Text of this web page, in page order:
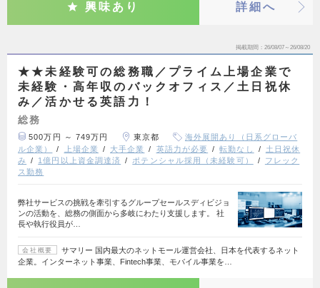
興味あり 詳細へ
掲載期間 26/08/07～26/08/20
★★未経験可の総務職／プライム上場企業で
未経験・高年収のバックオフィス／土日祝休
み／活かせる英語力！
総務
500万円 ～ 749万円 東京都
海外展開あり（日系グローバ
ル企業）
上場企業 大手企業 英語力が必要 転勤なし
土日祝休
み
1億円以上資金調達済 ポテンシャル採用（未経験可）
フレック
ス勤務
弊社サービスの挑戦を牽引するグループセールスディビジョ
ンの活動を、総務の側面から多岐にわたり支援します。 社
長や執行役員が…
会社概要
サマリー 国内最大のネットモール運営会社、日本を代表するネット
企業。インターネット事業、Fintech事業、モバイル事業を…